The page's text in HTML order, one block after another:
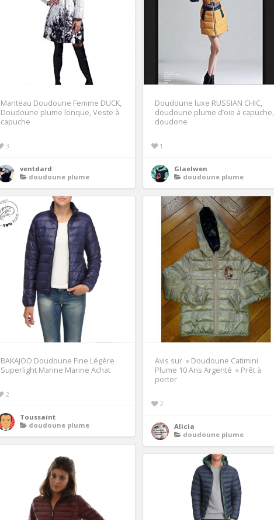
Manteau Doudoune Femme DUCK,
Doudoune plume lonque, Veste à
capuche
3
ventdard
doudoune plume
Doudoune luxe RUSSIAN CHIC,
doudoune plume d’oie à capuche,
doudone
1
Glaelwen
doudoune plume
BAKAJOO Doudoune Fine Légère
Superlight Marine Marine Achat
2
Toussaint
doudoune plume
Avis sur » Doudoune Catimini
Plume 10 Ans Argenté » Prêt à
porter
2
Alicia
doudoune plume